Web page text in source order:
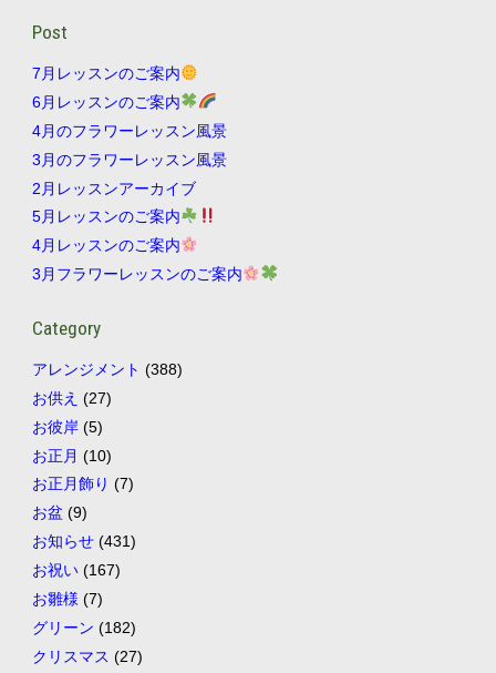
Post
7月レッスンのご案内
6月レッスンのご案内
4月のフラワーレッスン風景
3月のフラワーレッスン風景
2月レッスンアーカイブ
5月レッスンのご案内
4月レッスンのご案内
3月フラワーレッスンのご案内
Category
アレンジメント (388)
お供え (27)
お彼岸(5)
お正月 (10)
お正月飾り (7)
お盆 (9)
お知らせ(431)
お祝い(167)
お雛様 (7)
グリーン (182)
クリスマス (27)